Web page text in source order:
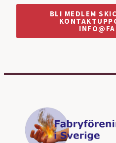
BLI MEDLEM